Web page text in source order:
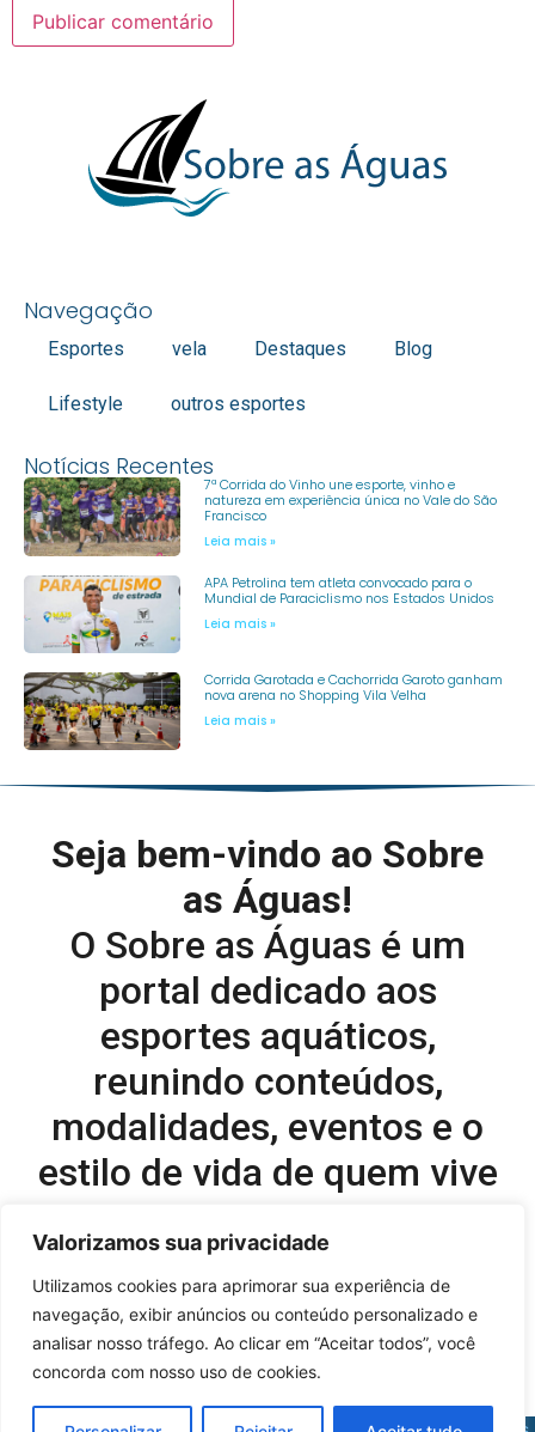
Valorizamos sua privacidade
Utilizamos cookies para aprimorar sua experiência de
navegação, exibir anúncios ou conteúdo personalizado e
analisar nosso tráfego. Ao clicar em “Aceitar todos”, você
concorda com nosso uso de cookies.
Navegação
Esportes vela Destaques Blog
Lifestyle outros esportes
Notícias Recentes
7ª Corrida do Vinho une esporte, vinho e
natureza em experiência única no Vale do São
Francisco
Leia mais »
APA Petrolina tem atleta convocado para o
Mundial de Paraciclismo nos Estados Unidos
Leia mais »
Corrida Garotada e Cachorrida Garoto ganham
nova arena no Shopping Vila Velha
Leia mais »
Seja bem-vindo ao Sobre
as Águas!
O Sobre as Águas é um
portal dedicado aos
esportes aquáticos,
reunindo conteúdos,
modalidades, eventos e o
estilo de vida de quem vive
Editor-chefe e comercial do site:
Flavio Perez –flavio@onboardsports.net
+55 11 99949-8035